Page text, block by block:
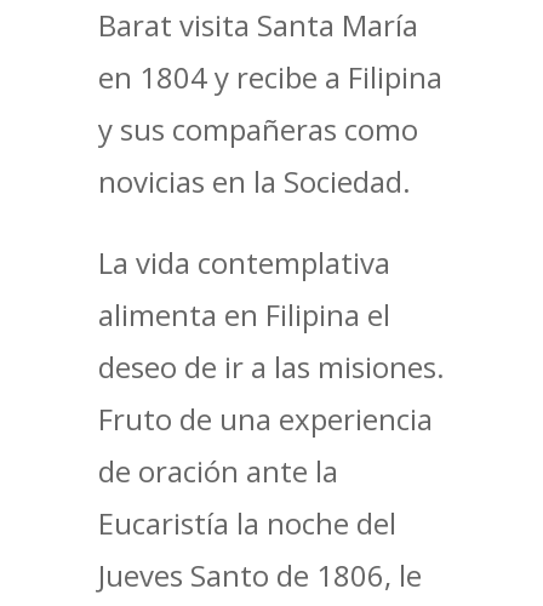
Barat visita Santa María
en 1804 y recibe a Filipina
y sus compañeras como
novicias en la Sociedad.
La vida contemplativa
alimenta en Filipina el
deseo de ir a las misiones.
Fruto de una experiencia
de oración ante la
Eucaristía la noche del
Jueves Santo de 1806, le